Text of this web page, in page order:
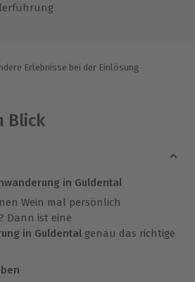
Erlebnisse bei der Einlösung
Blick
in Guldental
Wein mal persönlich
Dann ist eine
in Guldental genau das richtige